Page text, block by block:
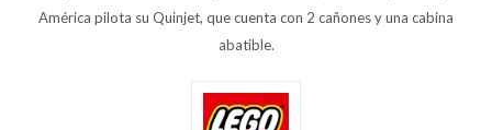
América pilota su Quinjet, que cuenta con 2 cañones y una cabina
abatible.